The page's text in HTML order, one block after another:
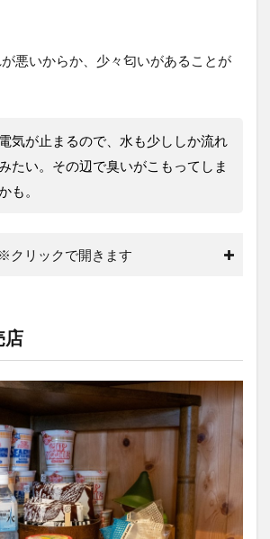
悪いからか、少々匂いがあることが
気が止まるので、水も少ししか流れ
たい。その辺で臭いがこもってしま
も。
リックで開きます
店